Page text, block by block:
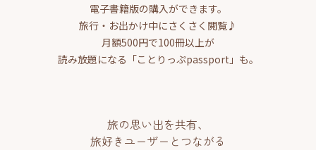
電子書籍版の購入ができます。
旅行・お出かけ中にさくさく閲覧♪
月額500円で100冊以上が
読み放題になる「ことりっぷpassport」も。
旅の思い出を共有、
旅好きユーザーとつながる